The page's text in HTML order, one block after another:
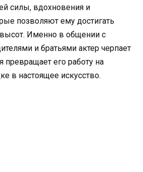
силы, вдохновения и
позволяют ему достигать
Именно в общении с
и братьями актер черпает
превращает его работу на
в настоящее искусство.